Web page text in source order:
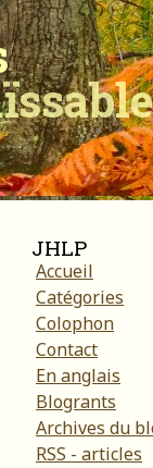
JHLP
Accueil
Catégories
Colophon
Contact
En anglais
Blogrants
Archives du
RSS - articles